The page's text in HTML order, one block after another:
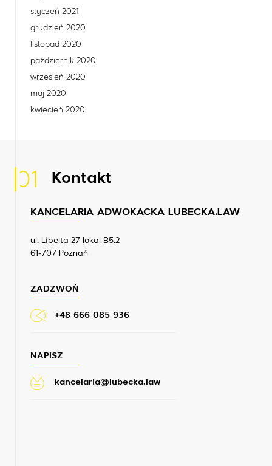
styczeń 2021
grudzień 2020
listopad 2020
październik 2020
wrzesień 2020
maj 2020
kwiecień 2020
01 Kontakt
KANCELARIA ADWOKACKA LUBECKA.LAW
ul. Libelta 27 lokal B5.2
61-707 Poznań
ZADZWOŃ
+48 666 085 936
NAPISZ
kancelaria@lubecka.law